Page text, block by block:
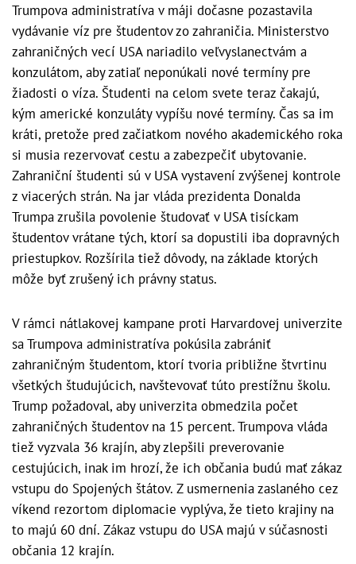
Trumpova administratíva v máji dočasne pozastavila
vydávanie víz pre študentov zo zahraničia. Ministerstvo
zahraničných vecí USA nariadilo veľvyslanectvám a
konzulátom, aby zatiaľ neponúkali nové termíny pre
žiadosti o víza. Študenti na celom svete teraz čakajú,
kým americké konzuláty vypíšu nové termíny. Čas sa im
kráti, pretože pred začiatkom nového akademického roka
si musia rezervovať cestu a zabezpečiť ubytovanie.
Zahraniční študenti sú v USA vystavení zvýšenej kontrole
z viacerých strán. Na jar vláda prezidenta Donalda
Trumpa zrušila povolenie študovať v USA tisíckam
študentov vrátane tých, ktorí sa dopustili iba dopravných
priestupkov. Rozšírila tiež dôvody, na základe ktorých
môže byť zrušený ich právny status.
V rámci nátlakovej kampane proti Harvardovej univerzite
sa Trumpova administratíva pokúsila zabrániť
zahraničným študentom, ktorí tvoria približne štvrtinu
všetkých študujúcich, navštevovať túto prestížnu školu.
Trump požadoval, aby univerzita obmedzila počet
zahraničných študentov na 15 percent. Trumpova vláda
tiež vyzvala 36 krajín, aby zlepšili preverovanie
cestujúcich, inak im hrozí, že ich občania budú mať zákaz
vstupu do Spojených štátov. Z usmernenia zaslaného cez
víkend rezortom diplomacie vyplýva, že tieto krajiny na
to majú 60 dní. Zákaz vstupu do USA majú v súčasnosti
občania 12 krajín.